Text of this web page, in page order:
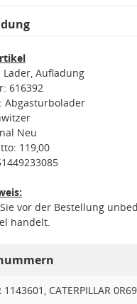
Aufladung
616392
Abgasturbolader
Neu
119,00
vor der Bestellung
handelt.
1143601, CATERPILLAR